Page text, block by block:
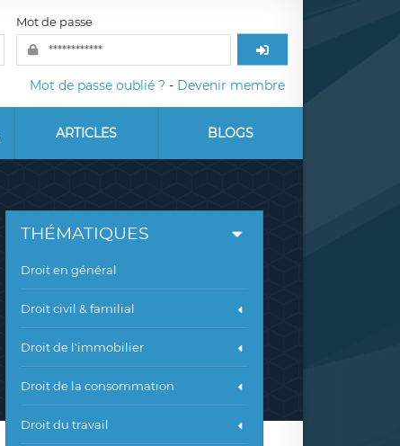
Mot de passe
Mot de passe oublié ? - Devenir membre
ARTICLES BLOGS
THÉMATIQUES
Droit en général
Droit civil & familial
Droit de l'immobilier
Droit de la consommation
Droit du travail